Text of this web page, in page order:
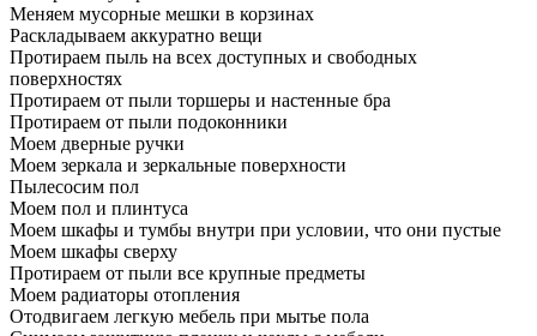
Меняем мусорные мешки в корзинах
Раскладываем аккуратно вещи
Протираем пыль на всех доступных и свободных
поверхностях
Протираем от пыли торшеры и настенные бра
Протираем от пыли подоконники
Моем дверные ручки
Моем зеркала и зеркальные поверхности
Пылесосим пол
Моем пол и плинтуса
Моем шкафы и тумбы внутри при условии, что они пустые
Моем шкафы сверху
Протираем от пыли все крупные предметы
Моем радиаторы отопления
Отодвигаем легкую мебель при мытье пола